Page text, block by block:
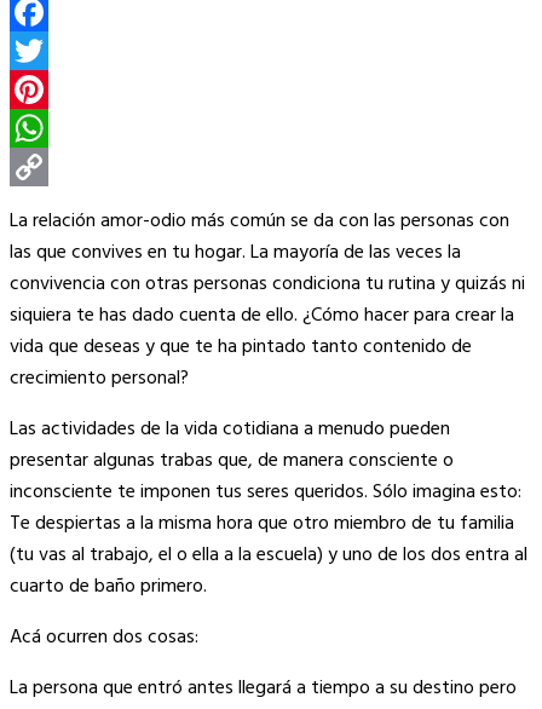
Facebook
Twitter
Pinterest
WhatsApp
Copy
Link
La relación amor-odio más común se da con las personas con
las que convives en tu hogar. La mayoría de las veces la
convivencia con otras personas condiciona tu rutina y quizás ni
siquiera te has dado cuenta de ello. ¿Cómo hacer para crear la
vida que deseas y que te ha pintado tanto contenido de
crecimiento personal?
Las actividades de la vida cotidiana a menudo pueden
presentar algunas trabas que, de manera consciente o
inconsciente te imponen tus seres queridos. Sólo imagina esto:
Te despiertas a la misma hora que otro miembro de tu familia
(tu vas al trabajo, el o ella a la escuela) y uno de los dos entra al
cuarto de baño primero.
Acá ocurren dos cosas:
La persona que entró antes llegará a tiempo a su destino pero